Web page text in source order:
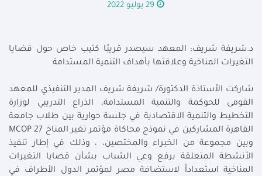
29 يوليو 2022
د.شريفة شريف: المعهد سيصدر قريبًا كتيب خاص حول قضايا
التغيرات المناخية وعلاقتها بأهداف التنمية المستدامة
شاركت الأستاذة الدكتورة/ شريفة شريف المدير التنفيذي للمعهد
القومى للحوكمة والتنمية المستدامة، الذراع التدريبي لوزارة
التخطيط والتنمية الاقتصادية في جلسة حوارية بين طلاب جامعة
القاهرة المشاركين في نموذج محاكاة مؤتمر تغير المناخ MCOP 27
وبين مجموعة من الخبراء والمختصين، ، وذلك في إطار تنفيذ
الأنشطة المتعلقة برفع وعي الشباب بشأن قضايا التغيرات
المناخية استعداداً لاستضافة مصر لمؤتمر الدول الأطراف في